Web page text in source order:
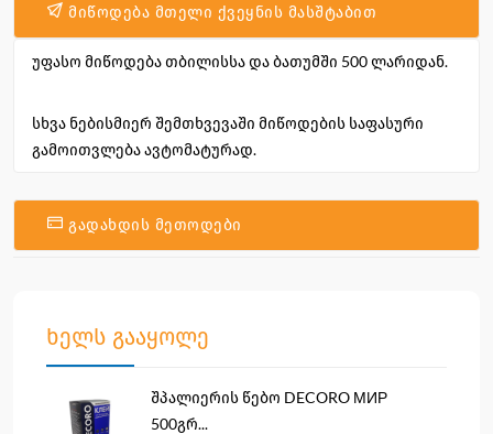
მიწოდება მთელი ქვეყნის მასშტაბით
უფასო მიწოდება თბილისსა და ბათუმში 500 ლარიდან.
სხვა ნებისმიერ შემთხვევაში მიწოდების საფასური
გამოითვლება ავტომატურად.
გადახდის მეთოდები
ხელს გააყოლე
შპალიერის წებო DECORO МИР
500გრ...